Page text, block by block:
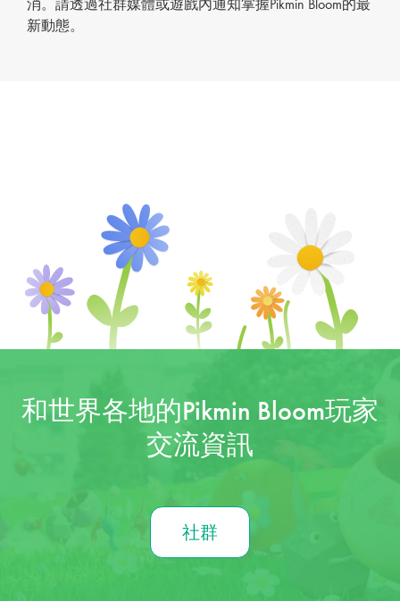
消。請透過社群媒體或遊戲內通知掌握Pikmin Bloom的最
新動態。
和世界各地的Pikmin Bloom玩家
交流資訊
社群